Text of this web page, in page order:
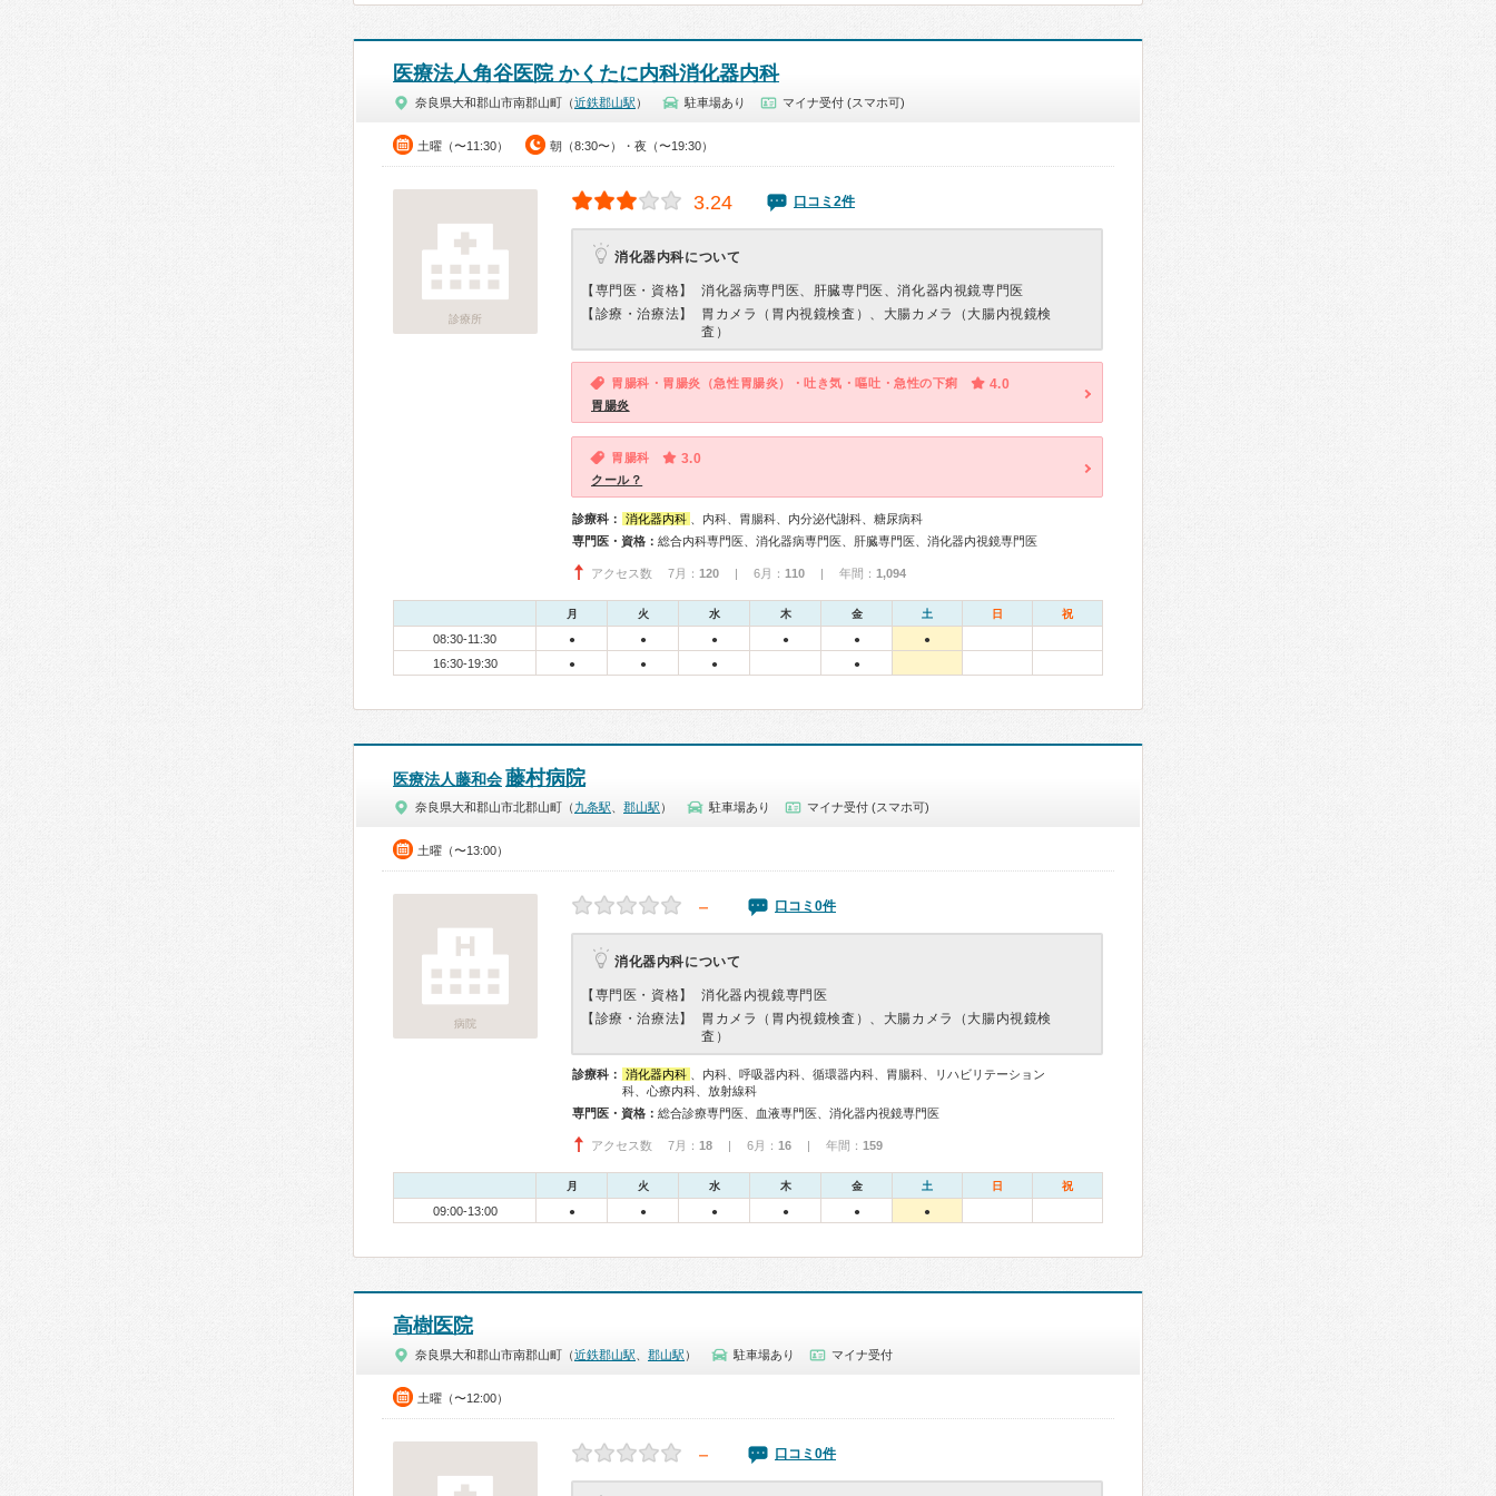
医療法人角谷医院 かくたに内科消化器内科
奈良県大和郡山市南郡山町（近鉄郡山駅 ） 駐車場あり マイナ受付 (スマホ可)
土曜（〜11:30） 朝（8:30〜）・夜（〜19:30）
診療所
3.24 口コミ2件
消化器内科について
【専門医・資格】
消化器病専門医、肝臓専門医、消化器内視鏡専門医
【診療・治療法】
胃カメラ（胃内視鏡検査）、大腸カメラ（大腸内視鏡検
査）
胃腸科・胃腸炎（急性胃腸炎）・吐き気・嘔吐・急性の下痢 4.0
胃腸炎
胃腸科 3.0
クール？
診療科： 消化器内科
、内科、胃腸科、内分泌代謝科、糖尿病科
専門医・資格： 総合内科専門医、消化器病専門医、肝臓専門医、消化器内視鏡専門医
アクセス数 7月： 120 | 6月： 110 | 年間： 1,094
月 火 水 木 金 土 日 祝
08:30-11:30 ● ● ● ● ● ●
16:30-19:30 ● ● ● ●
医療法人藤和会藤村病院
奈良県大和郡山市北郡山町（ 九条駅 郡山駅 ） 駐車場あり マイナ受付 (スマホ可)
土曜（〜13:00）
病院
－ 口コミ0件
消化器内科について
【専門医・資格】
消化器内視鏡専門医
【診療・治療法】
胃カメラ（胃内視鏡検査）、大腸カメラ（大腸内視鏡検
査）
診療科： 消化器内科
、内科、呼吸器内科、循環器内科、胃腸科、リハビリテーション
科、心療内科、放射線科
専門医・資格： 総合診療専門医、血液専門医、消化器内視鏡専門医
アクセス数 7月： 18 | 6月： 16 | 年間： 159
月 火 水 木 金 土 日 祝
09:00-13:00 ● ● ● ● ● ●
高樹医院
奈良県大和郡山市南郡山町（近鉄郡山駅 郡山駅 ） 駐車場あり マイナ受付
土曜（〜12:00）
－ 口コミ0件